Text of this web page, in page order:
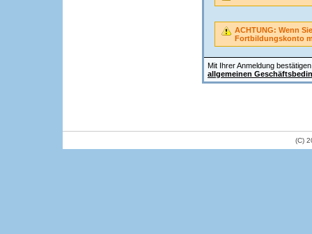
Mit Ihrer Anmeldung
allgemeinen
ACHTUNG: Wenn
Fortbildungskonto
(C)